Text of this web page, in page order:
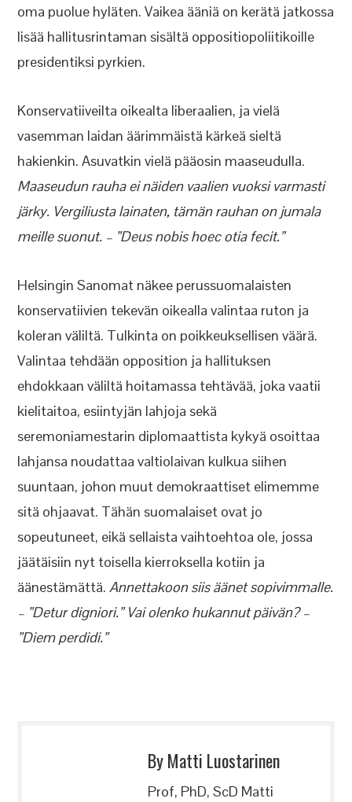
oma puolue hyläten. Vaikea ääniä on kerätä jatkossa
lisää hallitusrintaman sisältä oppositiopoliitikoille
presidentiksi pyrkien.
Konservatiiveilta oikealta liberaalien, ja vielä
vasemman laidan äärimmäistä kärkeä sieltä
hakienkin. Asuvatkin vielä pääosin maaseudulla.
Maaseudun rauha ei näiden vaalien vuoksi varmasti
järky. Vergiliusta lainaten, tämän rauhan on jumala
meille suonut. – ”Deus nobis hoec otia fecit.”
Helsingin Sanomat näkee perussuomalaisten
konservatiivien tekevän oikealla valintaa ruton ja
koleran väliltä. Tulkinta on poikkeuksellisen väärä.
Valintaa tehdään opposition ja hallituksen
ehdokkaan väliltä hoitamassa tehtävää, joka vaatii
kielitaitoa, esiintyjän lahjoja sekä
seremoniamestarin diplomaattista kykyä osoittaa
lahjansa noudattaa valtiolaivan kulkua siihen
suuntaan, johon muut demokraattiset elimemme
sitä ohjaavat. Tähän suomalaiset ovat jo
sopeutuneet, eikä sellaista vaihtoehtoa ole, jossa
jäätäisiin nyt toisella kierroksella kotiin ja
äänestämättä.Annettakoon siis äänet sopivimmalle.
– ”Detur digniori.” Vai olenko hukannut päivän? –
”Diem perdidi.”
By Matti Luostarinen
Prof, PhD, ScD Matti